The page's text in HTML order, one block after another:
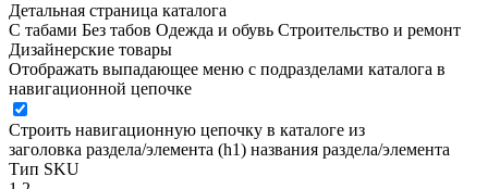
Детальная страница каталога
С табами Без табов Одежда и обувь Строительство и ремонт
Дизайнерские товары
Отображать выпадающее меню с подразделами каталога в
навигационной цепочке
Строить навигационную цепочку в каталоге из
заголовка раздела/элемента (h1) названия раздела/элемента
Тип SKU